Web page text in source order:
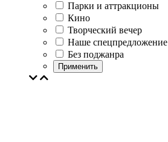
Парки и аттракционы
Кино
Творческий вечер
Наше спецпредложение
Без поджанра
Применить